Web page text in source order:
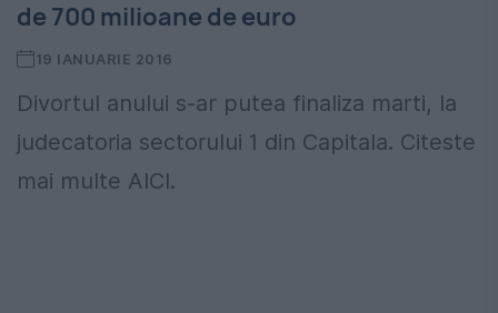
de 700 milioane de euro
19 IANUARIE 2016
Divortul anului s-ar putea finaliza marti, la
judecatoria sectorului 1 din Capitala. Citeste
mai multe AICI.